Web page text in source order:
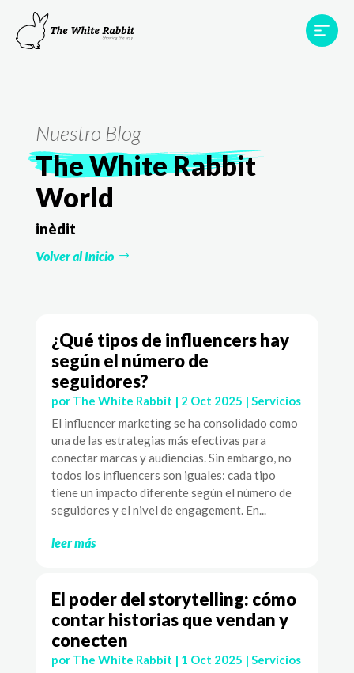
Proyectos
Testimonios
Nuestro Blog
The White Rabbit
World
inèdit
Volver al Inicio
¿Qué tipos de influencers hay
según el número de
seguidores?
por The White Rabbit | 2 Oct 2025 | Servicios
El influencer marketing se ha consolidado como
una de las estrategias más efectivas para
conectar marcas y audiencias. Sin embargo, no
todos los influencers son iguales: cada tipo
tiene un impacto diferente según el número de
seguidores y el nivel de engagement. En...
leer más
El poder del storytelling: cómo
contar historias que vendan y
conecten
por The White Rabbit | 1 Oct 2025 | Servicios